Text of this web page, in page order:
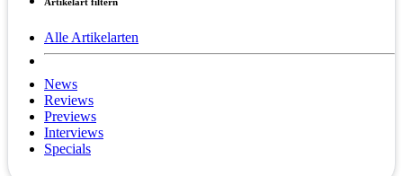
Alle Artikelarten
News
Reviews
Previews
Interviews
Specials